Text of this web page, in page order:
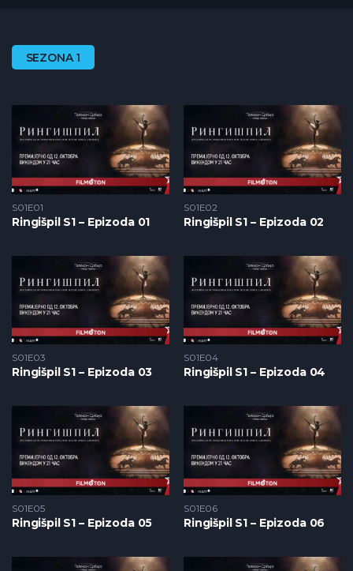
SEZONA 1
S01E01
Ringišpil S1 – Epizoda 01
S01E02
Ringišpil S1 – Epizoda 02
S01E03
Ringišpil S1 – Epizoda 03
S01E04
Ringišpil S1 – Epizoda 04
S01E05
Ringišpil S1 – Epizoda 05
S01E06
Ringišpil S1 – Epizoda 06